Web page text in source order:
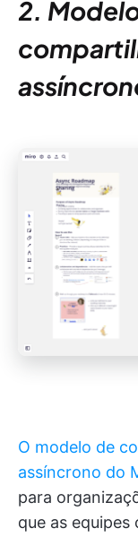
2.
O modelo de
assíncrono do
para
que as